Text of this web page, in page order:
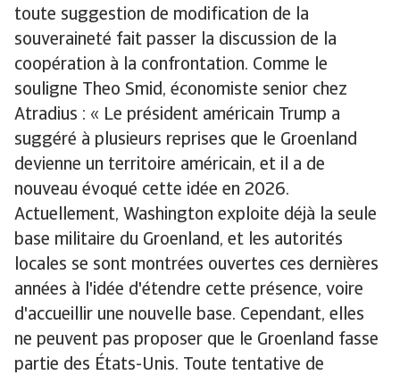
toute suggestion de modification de la
souveraineté fait passer la discussion de la
coopération à la confrontation. Comme le
souligne Theo Smid, économiste senior chez
Atradius : « Le président américain Trump a
suggéré à plusieurs reprises que le Groenland
devienne un territoire américain, et il a de
nouveau évoqué cette idée en 2026.
Actuellement, Washington exploite déjà la seule
base militaire du Groenland, et les autorités
locales se sont montrées ouvertes ces dernières
années à l'idée d'étendre cette présence, voire
d'accueillir une nouvelle base. Cependant, elles
ne peuvent pas proposer que le Groenland fasse
partie des États-Unis. Toute tentative de